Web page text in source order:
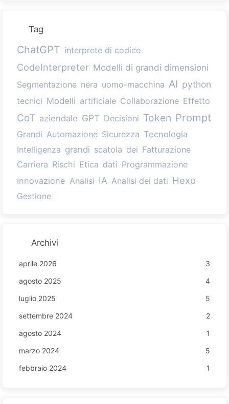
Tag
ChatGPT interprete di codice
CodeInterpreter Modelli di grandi dimensioni
Segmentazione nera uomo-macchina AI python
tecnici Modelli artificiale Collaborazione Effetto
CoT aziendale GPT Decisioni Token Prompt
Grandi Automazione Sicurezza Tecnologia
Intelligenza grandi scatola dei Fatturazione
Carriera Rischi Etica dati Programmazione
Innovazione Analisi IA Analisi dei dati Hexo
Gestione
Archivi
aprile 2026
3
agosto 2025
4
luglio 2025
5
settembre 2024
2
agosto 2024
1
marzo 2024
5
febbraio 2024
1